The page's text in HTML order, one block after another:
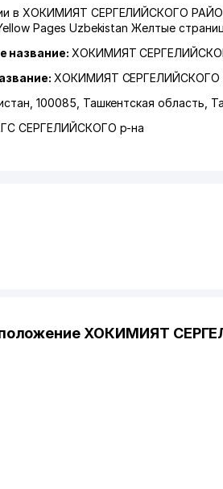
в ХОКИМИЯТ СЕРГЕЛИЙСКОГО
Pages Uzbekistan Желтые
название: ХОКИМИЯТ
ХОКИМИЯТ СЕРГЕЛИЙСКОГО
100085, Ташкентская область
СЕРГЕЛИЙСКОГО р-на
ХОКИМИЯТ